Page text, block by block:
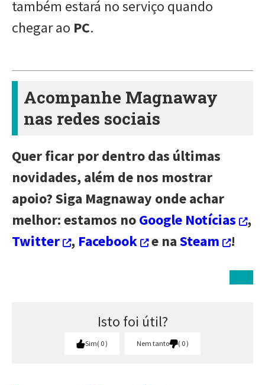
também estará no serviço quando
chegar ao PC.
Acompanhe Magnaway
nas redes sociais
Quer ficar por dentro das últimas
novidades, além de nos mostrar
apoio? Siga Magnaway onde achar
melhor: estamos noGoogle Notícias
,
Twitter
, Facebook e naSteam !
Isto foi útil?
Sim 0 Nem tanto 0